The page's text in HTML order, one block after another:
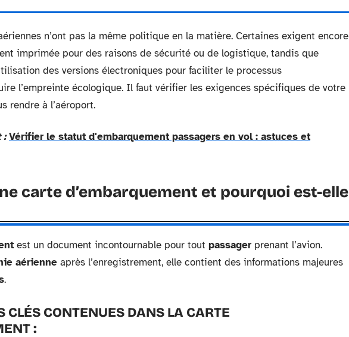
n’ont pas la même politique en la matière. Certaines exigent encore
imprimée pour des raisons de sécurité ou de logistique, tandis que
des versions électroniques pour faciliter le processus
l’empreinte écologique. Il faut vérifier les exigences spécifiques de votre
rendre à l’aéroport.
: Vérifier le statut d'embarquement passagers en vol : astuces et
carte d’embarquement et pourquoi est-elle
est un document incontournable pour tout passager prenant l’avion.
aérienne après l’enregistrement, elle contient des informations majeures
.
CLÉS CONTENUES DANS LA CARTE
: